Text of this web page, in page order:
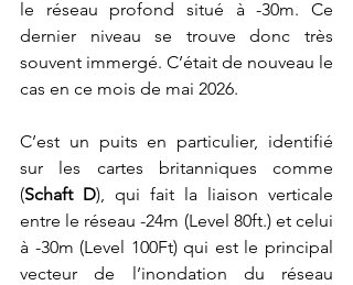
le réseau profond situé à -30m. Ce
dernier niveau se trouve donc très
souvent immergé. C’était de nouveau le
cas en ce mois de mai 2026.
C’est un puits en particulier, identifié
sur les cartes britanniques comme
(Schaft D), qui fait la liaison verticale
entre le réseau -24m (Level 80ft.) et celui
à -30m (Level 100Ft) qui est le principal
vecteur de l’inondation du réseau